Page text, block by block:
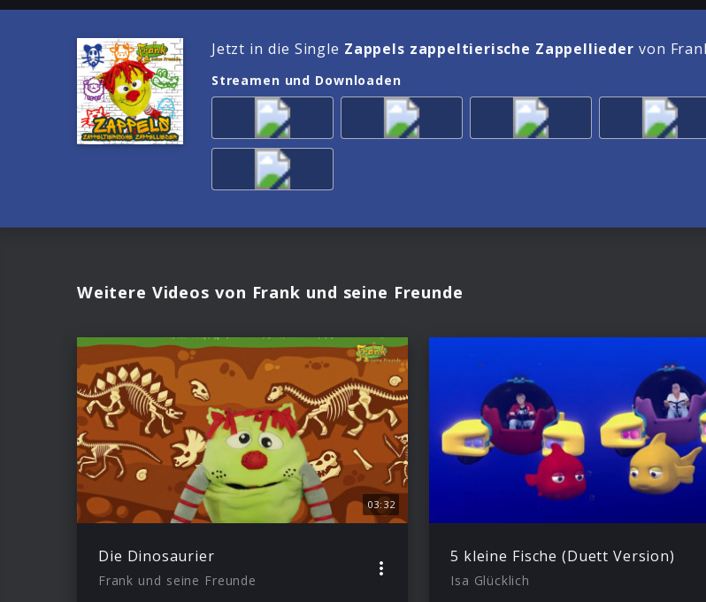
Jetzt in die Single Zappels zappeltierische Zappellieder von
Streamen und Downloaden
Weitere Videos von Frank und seine Freunde
03:32
Die Dinosaurier
Frank und seine Freunde
5 kleine Fische (Duett Version)
Isa Glücklich